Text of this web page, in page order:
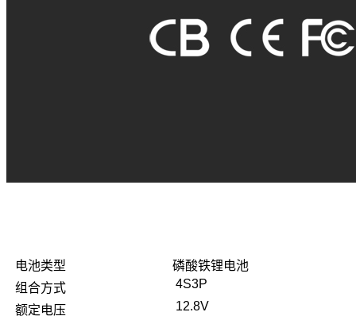
电池类型
磷酸铁锂电池
组合方式
4S3P
额定电压
12.8V